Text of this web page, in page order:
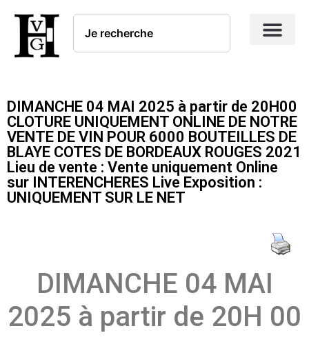
DIMANCHE 04 MAI 2025 à partir de 20H00
CLOTURE UNIQUEMENT ONLINE DE NOTRE
VENTE DE VIN POUR 6000 BOUTEILLES DE
BLAYE COTES DE BORDEAUX ROUGES 2021
Lieu de vente : Vente uniquement Online
sur INTERENCHERES Live Exposition :
UNIQUEMENT SUR LE NET
DIMANCHE 04 MAI
2025 à partir de 20H 00